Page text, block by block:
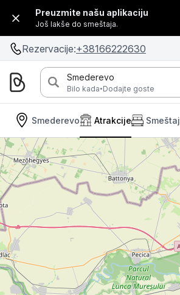
Preuzmite našu aplikaciju
Još lakše do smeštaja.
Rezervacije:+38166222630
Smederevo
Bilo kada·Dodajte goste
Smederevo Smeštaj
Atrakcije